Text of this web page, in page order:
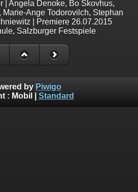
| Angela Denoke, Bo Skovhus,
Marie-Ange Todorovilch, Stephan
| Premiere 26.07.2015
Salzburger Festspiele
by Piwigo
: Mobil Standard